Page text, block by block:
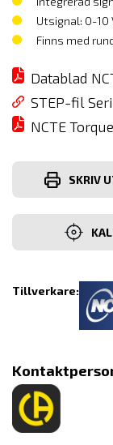
Utsignal: 0-10
Finns med
Datablad
STEP-fil
NCTE
SKRIV
Tillverkare: